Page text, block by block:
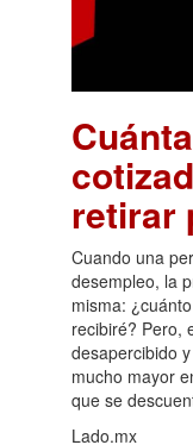
retirar
Cuando una
desempleo, la
misma:
recibiré? Pero,
desapercibido
mucho mayor
que se
Lado.mx